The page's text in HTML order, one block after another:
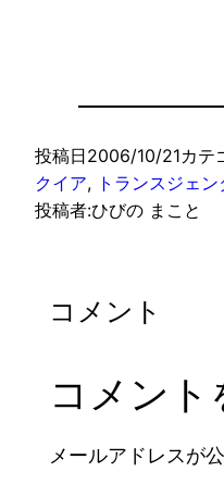
投稿日2006/10/21カテ
クイア, トランスジェン
投稿者:ひびの まこと
コメント
コメント
メールアドレスが